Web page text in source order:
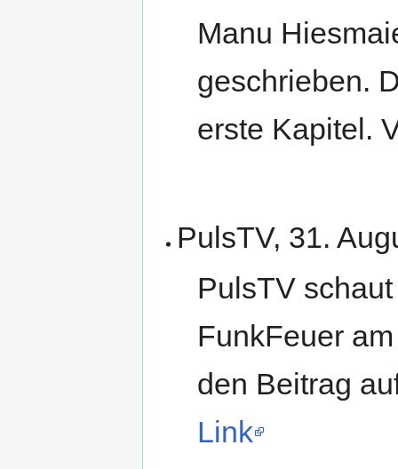
Manu
geschrieben.
erste Kapitel.
PulsTV, 31.
PulsTV
FunkFeuer
den Beitrag
Link